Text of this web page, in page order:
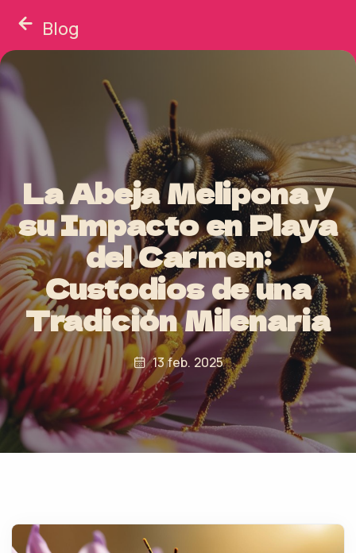
Blog
La Abeja Melipona y
su Impacto en Playa
del Carmen:
Custodios de una
Tradición Milenaria
13 feb. 2025